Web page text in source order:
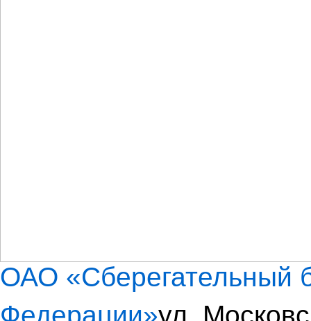
ОАО «Сберегательный
Федерации»ул.